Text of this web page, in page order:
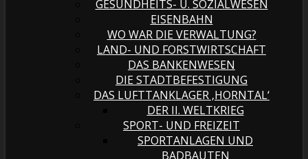
GESUNDHEITS- U. SOZIALWESEN
EISENBAHN
WO WAR DIE VERWALTUNG?
LAND- UND FORSTWIRTSCHAFT
DAS BANKENWESEN
DIE STADTBEFESTIGUNG
DAS LUFTTANKLAGER ‚HORNTAL‘
DER II. WELTKRIEG
SPORT- UND FREIZEIT
SPORTANLAGEN UND
BADBAUTEN